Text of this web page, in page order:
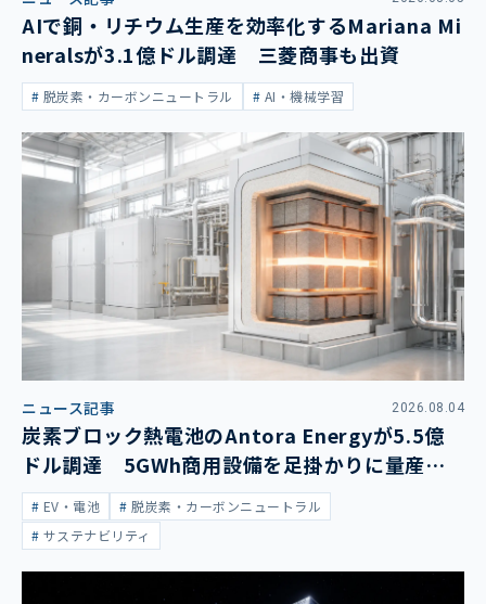
AIで銅・リチウム生産を効率化するMariana Mi
neralsが3.1億ドル調達 三菱商事も出資
脱炭素・カーボンニュートラル AI・機械学習
ニュース記事 2026.08.04
炭素ブロック熱電池のAntora Energyが5.5億
ドル調達 5GWh商用設備を足掛かりに量産拡
大EV・電池
脱炭素・カーボンニュートラル
サステナビリティ